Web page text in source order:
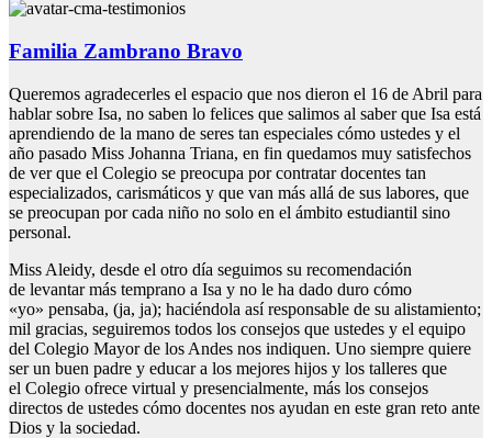
Familia Zambrano Bravo
Queremos agradecerles el espacio que nos dieron el 16 de Abril para
hablar sobre Isa, no saben lo felices que salimos al saber que Isa está
aprendiendo de la mano de seres tan especiales cómo ustedes y el
año pasado Miss Johanna Triana, en fin quedamos muy satisfechos
de ver que el Colegio se preocupa por contratar docentes tan
especializados, carismáticos y que van más allá de sus labores, que
se preocupan por cada niño no solo en el ámbito estudiantil sino
personal.
Miss Aleidy, desde el otro día seguimos su recomendación
de levantar más temprano a Isa y no le ha dado duro cómo
«yo» pensaba, (ja, ja); haciéndola así responsable de su alistamiento;
mil gracias, seguiremos todos los consejos que ustedes y el equipo
del Colegio Mayor de los Andes nos indiquen. Uno siempre quiere
ser un buen padre y educar a los mejores hijos y los talleres que
el Colegio ofrece virtual y presencialmente, más los consejos
directos de ustedes cómo docentes nos ayudan en este gran reto ante
Dios y la sociedad.